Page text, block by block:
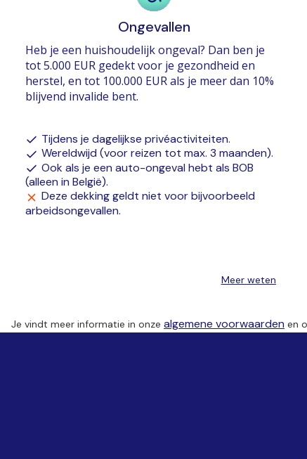
Ongevallen
Heb je een huishoudelijk ongeval? Dan ben je
tot 5.000 EUR gedekt voor je gezondheid en
herstel, en tot 100.000 EUR als je meer dan 10%
blijvend invalide bent.
Tijdens je dagelijkse privéactiviteiten.
Wereldwijd (voor reizen tot max. 3 maanden).
Ook als je een auto-ongeval hebt als BOB
(alleen in België).
Deze dekking geldt niet voor bijvoorbeeld
arbeidsongevallen.
Meer weten
Je vindt meer informatie in onze algemene voorwaarden en